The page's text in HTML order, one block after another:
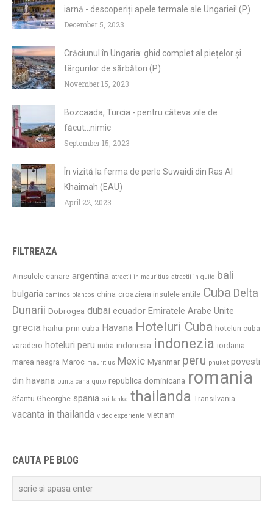
iarnă - descoperiți apele termale ale Ungariei! (P)
December 5, 2023
Crăciunul în Ungaria: ghid complet al piețelor și
târgurilor de sărbători (P)
November 15, 2023
Bozcaada, Turcia - pentru câteva zile de
făcut...nimic
September 15, 2023
În vizită la ferma de perle Suwaidi din Ras Al
Khaimah (EAU)
April 22, 2023
FILTREAZA
#insulele canare argentina atractii in mauritius atractii in quito bali
bulgaria caminos blancos china croaziera insulele antile Cuba Delta
Dunarii Dobrogea dubai ecuador Emiratele Arabe Unite
grecia haihui prin cuba Havana Hoteluri Cuba hoteluri cuba
varadero hoteluri peru india indonesia indonezia iordania
marea neagra Maroc mauritius Mexic Myanmar peru phuket povesti
din havana punta cana quito republica dominicana romania
Sfantu Gheorghe spania sri lanka thailanda Transilvania
vacanta in thailanda video experiente vietnam
CAUTA PE BLOG